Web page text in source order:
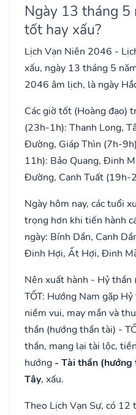
Ngày 13 tháng
tốt hay xấu?
Lịch Vạn Niên 2046 -
xấu, ngày 13 tháng 5
2046 âm lịch, là ngày
Các giờ tốt (Hoàng đạo)
(23h-1h): Thanh Long,
Đường, Giáp Thìn (7h-
11h): Bảo Quang, Đinh
Đường, Canh Tuất (19h-
Ngày hôm nay, các tuổi
trọng hơn khi tiến hành
ngày: Bính Dần, Canh
Đinh Hợi, Ất Hợi, Đinh
Nên xuất hành - Hỷ thần
TỐT: Hướng Nam gặp
niềm vui, may mắn và
thần (hướng thần tài) -
thần, mang lại tài lộc,
hướng - Tài thần (hướng
Tây, xấu.
Theo Lịch Vạn Sự, có